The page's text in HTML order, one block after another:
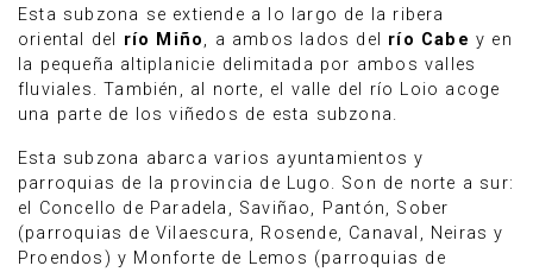
Esta subzona se extiende a lo largo de la ribera
oriental del río Miño, a ambos lados del río Cabe y en
la pequeña altiplanicie delimitada por ambos valles
fluviales. También, al norte, el valle del río Loio acoge
una parte de los viñedos de esta subzona.
Esta subzona abarca varios ayuntamientos y
parroquias de la provincia de Lugo. Son de norte a sur:
el Concello de Paradela, Saviñao, Pantón, Sober
(parroquias de Vilaescura, Rosende, Canaval, Neiras y
Proendos) y Monforte de Lemos (parroquias de